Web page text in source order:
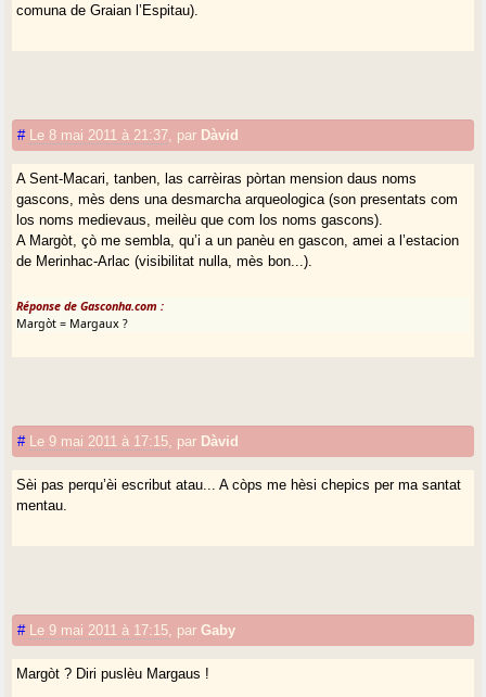
comuna de Graian l’Espitau).
# Le 8 mai 2011 à 21:37 par Dàvid
A Sent-Macari, tanben, las carrèiras pòrtan mension daus noms
gascons, mès dens una desmarcha arqueologica (son presentats com
los noms medievaus, meilèu que com los noms gascons).
A Margòt, çò me sembla, qu’i a un panèu en gascon, amei a l’estacion
de Merinhac-Arlac (visibilitat nulla, mès bon...).
Réponse de Gasconha.com :
Margòt = Margaux ?
# Le 9 mai 2011 à 17:15 par Dàvid
Sèi pas perqu’èi escribut atau... A còps me hèsi chepics per ma santat
mentau.
# Le 9 mai 2011 à 17:15 parGaby
Margòt ? Diri puslèu Margaus !